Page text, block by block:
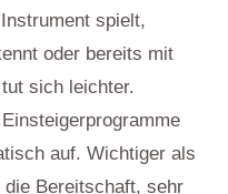
spielt,
oder bereits mit
sich leichter.
auf. Wichtiger als
Bereitschaft, sehr